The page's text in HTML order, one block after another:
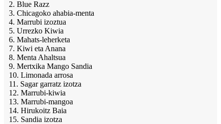
2. Blue Razz
3. Chicagoko ahabia-menta
4. Marrubi izoztua
5. Urrezko Kiwia
6. Mahats-leherketa
7. Kiwi eta Anana
8. Menta Ahaltsua
9. Mertxika Mango Sandia
10. Limonada arrosa
11. Sagar garratz izotza
12. Marrubi-kiwia
13. Marrubi-mangoa
14. Hirukoitz Baia
15. Sandia izotza